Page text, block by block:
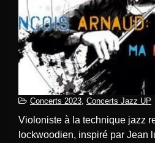
Concerts 2023, Concerts Jazz UP
Violoniste à la technique jazz remarquable, au jeu
lockwoodien, inspiré par Jean